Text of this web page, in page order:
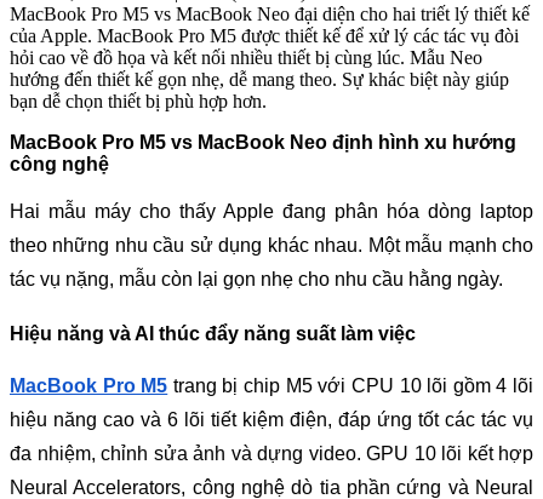
MacBook Pro M5 vs MacBook Neo đại diện cho hai triết lý thiết kế
của Apple. MacBook Pro M5 được thiết kế để xử lý các tác vụ đòi
hỏi cao về đồ họa và kết nối nhiều thiết bị cùng lúc. Mẫu Neo
hướng đến thiết kế gọn nhẹ, dễ mang theo. Sự khác biệt này giúp
bạn dễ chọn thiết bị phù hợp hơn.
MacBook Pro M5 vs MacBook Neo định hình xu hướng
công nghệ
Hai mẫu máy cho thấy Apple đang phân hóa dòng laptop
theo những nhu cầu sử dụng khác nhau. Một mẫu mạnh cho
tác vụ nặng, mẫu còn lại gọn nhẹ cho nhu cầu hằng ngày.
Hiệu năng và AI thúc đẩy năng suất làm việc
MacBook Pro M5 trang bị chip M5 với CPU 10 lõi gồm 4 lõi
hiệu năng cao và 6 lõi tiết kiệm điện, đáp ứng tốt các tác vụ
đa nhiệm, chỉnh sửa ảnh và dựng video. GPU 10 lõi kết hợp
Neural Accelerators, công nghệ dò tia phần cứng và Neural